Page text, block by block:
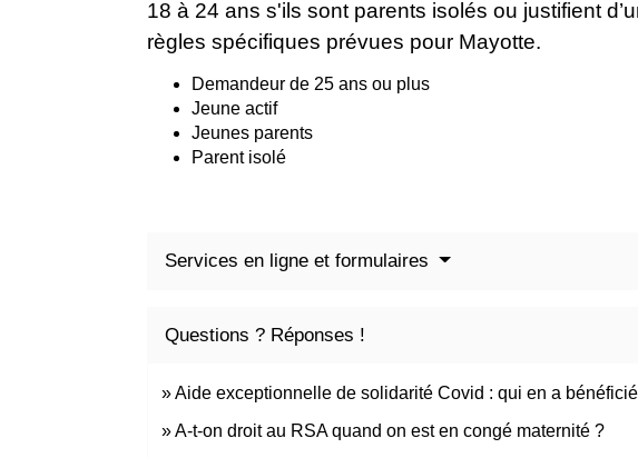
18 à 24 ans s'ils sont parents isolés ou justifient
règles spécifiques prévues pour Mayotte.
Demandeur de 25 ans ou plus
Jeune actif
Jeunes parents
Parent isolé
Services en ligne et formulaires
Questions ? Réponses !
Aide exceptionnelle de solidarité Covid : qui en a
A-t-on droit au RSA quand on est en congé maternité ?